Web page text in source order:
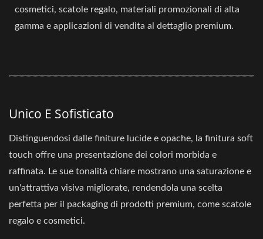
cosmetici, scatole regalo, materiali promozionali di alta
gamma e applicazioni di vendita al dettaglio premium.
Unico E Sofisticato
Distinguendosi dalle finiture lucide e opache, la finitura soft
touch offre una presentazione dei colori morbida e
raffinata. Le sue tonalità chiare mostrano una saturazione e
un'attrattiva visiva migliorate, rendendola una scelta
perfetta per il packaging di prodotti premium, come scatole
regalo e cosmetici.